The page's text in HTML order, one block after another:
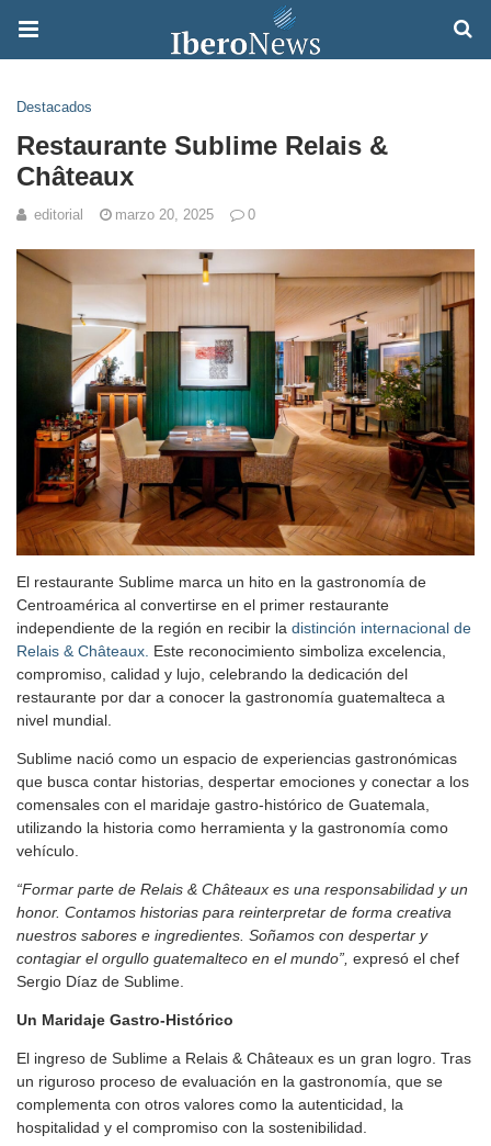
Destacados
Restaurante Sublime Relais &
Châteaux
editorial marzo 20, 2025 0
El restaurante Sublime marca un hito en la gastronomía de
Centroamérica al convertirse en el primer restaurante
independiente de la región en recibir la distinción internacional de
Relais & Châteaux. Este reconocimiento simboliza excelencia,
compromiso, calidad y lujo, celebrando la dedicación del
restaurante por dar a conocer la gastronomía guatemalteca a
nivel mundial.
Sublime nació como un espacio de experiencias gastronómicas
que busca contar historias, despertar emociones y conectar a los
comensales con el maridaje gastro-histórico de Guatemala,
utilizando la historia como herramienta y la gastronomía como
vehículo.
“Formar parte de Relais & Châteaux es una responsabilidad y un
honor. Contamos historias para reinterpretar de forma creativa
nuestros sabores e ingredientes. Soñamos con despertar y
contagiar el orgullo guatemalteco en el mundo”, expresó el chef
Sergio Díaz de Sublime.
Un Maridaje Gastro-Histórico
El ingreso de Sublime a Relais & Châteaux es un gran logro. Tras
un riguroso proceso de evaluación en la gastronomía, que se
complementa con otros valores como la autenticidad, la
hospitalidad y el compromiso con la sostenibilidad.